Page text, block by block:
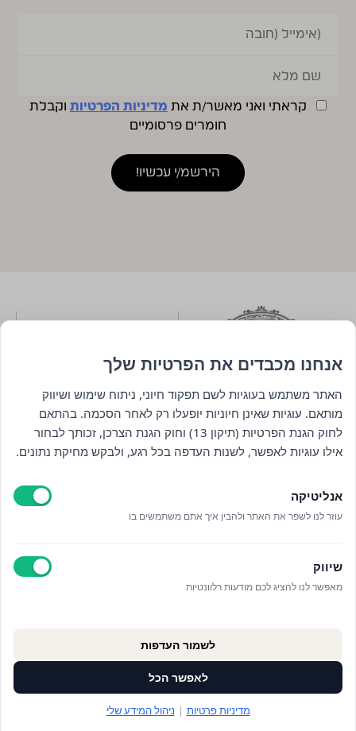
קראתי ואני מאשר/ת את מדיניות הפרטיות וקבלת
חומרים פרסומיים
ניווט
כללי
© כל הזכויות שמורות לויתקין 2025
פיתוח:אפיקוד
אנחנו מכבדים את הפרטיות שלך
האתר משתמש בעוגיות לשם תפקוד חיוני, ניתוח שימוש ושיווק
מותאם. עוגיות שאינן חיוניות יופעלו רק לאחר הסכמה. בהתאם
לחוק הגנת הפרטיות (תיקון 13) וחוק הגנת הצרכן, זכותך לבחור
אילו עוגיות לאפשר, לשנות העדפה בכל רגע, ולבקש מחיקת נתונים.
אנליטיקה
עוזר לנו לשפר את האתר ולהבין איך אתם משתמשים בו
שיווק
מאפשר לנו להציג לכם מודעות רלוונטיות
לשמור העדפות
לאפשר הכל
מדיניות פרטיות | ניהול המידע שלי